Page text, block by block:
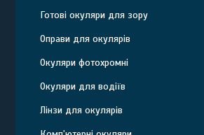
Готові окуляри для зору
Оправи для окулярів
Окуляри фотохромні
Окуляри для водіїв
Лінзи для окулярів